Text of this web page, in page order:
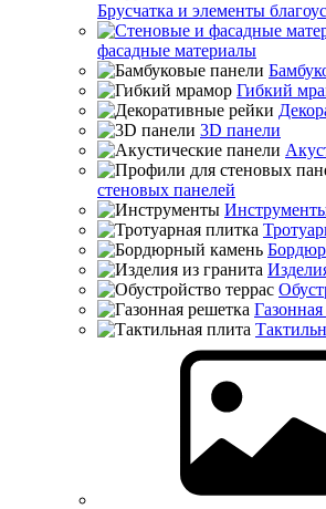
Брусчатка и элементы
фасадные материалы
Гибкий
3D панели
стеновых панелей